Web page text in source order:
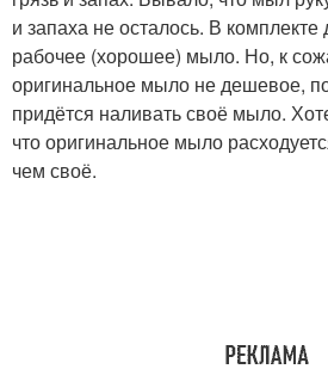
и запаха не осталось. В комплекте
рабочее (хорошее) мыло. Но, к
оригинальное мыло не дешевое,
придётся наливать своё мыло.
что оригинальное мыло
чем своё.